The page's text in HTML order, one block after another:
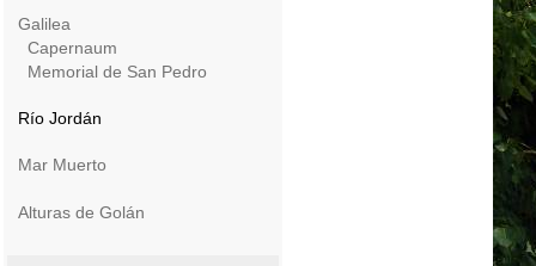
Galilea
Capernaum
Memorial de San Pedro
Río Jordán
Mar Muerto
Alturas de Golán